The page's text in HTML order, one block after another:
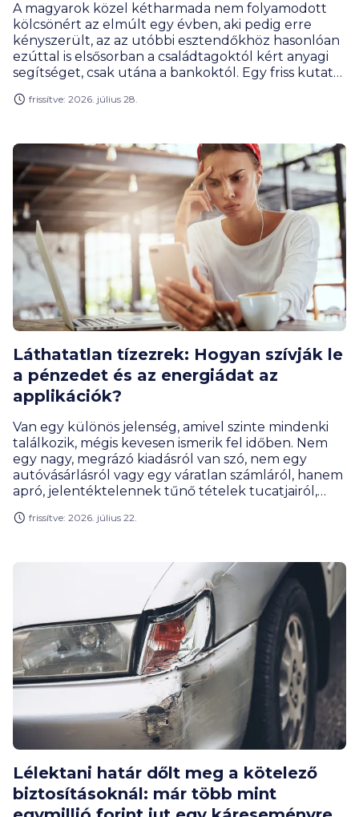
A magyarok közel kétharmada nem folyamodott
kölcsönért az elmúlt egy évben, aki pedig erre
kényszerült, az az utóbbi esztendőkhöz hasonlóan
ezúttal is elsősorban a családtagoktól kért anyagi
segítséget, csak utána a bankoktól. Egy friss kutatás
erősebb, mint az idősebb korosztályoknál.
frissítve: 2026. július 28.
Láthatatlan tízezrek: Hogyan szívják le
a pénzedet és az energiádat az
applikációk?
Van egy különös jelenség, amivel szinte mindenki
találkozik, mégis kevesen ismerik fel időben. Nem
egy nagy, megrázó kiadásról van szó, nem egy
autóvásárlásról vagy egy váratlan számláról, hanem
apró, jelentéktelennek tűnő tételek tucatjairól,
a jövedelmünk egy jelentős részét. Az apró
százezres összeg a kezünkből, hogy nem tudjuk,
mire. Elemzésünkben megmutatjuk, mi ez a
jelenség, és mit tehetünk ellene.
frissítve: 2026. július 22.
Lélektani határ dőlt meg a kötelező
biztosításoknál: már több mint